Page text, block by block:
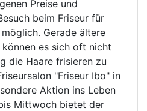
Preise und
beim Friseur für
Gerade ältere
können es sich oft nicht
die Haare frisieren zu
"Friseur Ibo" in
Aktion ins Leben
Mittwoch bietet der